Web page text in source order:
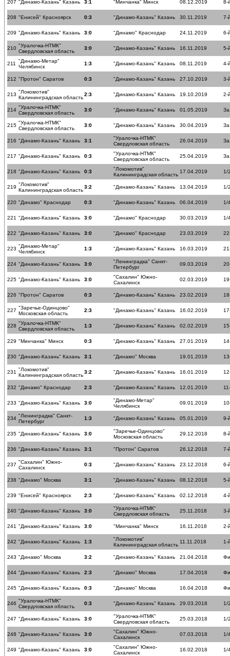
207 "Динамо-Казань" Казань 3:1 "Минчанка" Минск 08.12.2019 8-
208 "Енисей" Красноярск 0:3 "Динамо-Казань" Казань 30.11.2019 7-
209 "Динамо-Казань" Казань 3:0 "Динамо" Краснодар 24.11.2019 6-
210 "Уралочка-НТМК"
Свердловская область
3:0 "Динамо-Казань" Казань 16.11.2019 5-
211
"Динамо-Метар"
Челябинск
1:3 "Динамо-Казань" Казань 08.11.2019 4-
212 "Протон" Саратов 0:3 "Динамо-Казань" Казань 27.10.2019 3-
213 "Локомотив"
Калининградская область
2:3 "Динамо-Казань" Казань 19.10.2019 2-
214 "Уралочка-НТМК"
Свердловская область
3:0 "Динамо-Казань" Казань 01.05.2019
215 "Уралочка-НТМК"
Свердловская область
3:0 "Динамо-Казань" Казань 30.04.2019
216 "Динамо-Казань" Казань 3:1
"Уралочка-НТМК"
Свердловская область
26.04.2019
217 "Динамо-Казань" Казань 0:3
"Уралочка-НТМК"
Свердловская область
25.04.2019
218 "Динамо-Казань" Казань 0:3
"Локомотив"
Калининградская область
17.04.2019 1/
219 "Локомотив"
Калининградская область
3:2 "Динамо-Казань" Казань 13.04.2019 1/
220 "Динамо" Краснодар 0:3 "Динамо-Казань" Казань 06.04.2019 1/
221 "Динамо-Казань" Казань 3:0 "Динамо" Краснодар 30.03.2019 1/
222 "Динамо-Казань" Казань 3:0 "Динамо" Краснодар 23.03.2019
223 "Динамо-Метар"
Челябинск
1:3 "Динамо-Казань" Казань 16.03.2019
224 "Динамо-Казань" Казань 3:0
"Ленинградка" Санкт-
Петербург
09.03.2019
225 "Динамо-Казань" Казань 3:0
"Сахалин" Южно-
Сахалинск
02.03.2019
226 "Протон" Саратов 0:3 "Динамо-Казань" Казань 23.02.2019
227 "Заречье-Одинцово"
Московская область
2:3 "Динамо-Казань" Казань 16.02.2019
228 "Уралочка-НТМК"
Свердловская область
1:3 "Динамо-Казань" Казань 02.02.2019
229 "Минчанка" Минск 0:3 "Динамо-Казань" Казань 27.01.2019
230 "Динамо-Казань" Казань 3:1 "Динамо" Москва 19.01.2019
231 "Локомотив"
Калининградская область
3:2 "Динамо-Казань" Казань 16.01.2019
232 "Динамо" Краснодар 2:3 "Динамо-Казань" Казань 12.01.2019
233 "Динамо-Казань" Казань 3:0
"Динамо-Метар"
Челябинск
09.01.2019
234 "Ленинградка" Санкт-
Петербург
1:3 "Динамо-Казань" Казань 05.01.2019 9-
235 "Динамо-Казань" Казань 3:0
"Заречье-Одинцово"
Московская область
29.12.2018 8-
236 "Динамо-Казань" Казань 3:1 "Протон" Саратов 26.12.2018 7-
237 "Сахалин" Южно-
Сахалинск
0:3 "Динамо-Казань" Казань 23.12.2018 6-
238 "Динамо" Москва 3:1 "Динамо-Казань" Казань 08.12.2018 5-
239 "Енисей" Красноярск 2:3 "Динамо-Казань" Казань 02.12.2018 4-
240 "Динамо-Казань" Казань 3:0
"Уралочка-НТМК"
Свердловская область
25.11.2018 3-
241 "Динамо-Казань" Казань 3:0 "Минчанка" Минск 16.11.2018 2-
242 "Динамо-Казань" Казань 1:3
"Локомотив"
Калининградская область
11.11.2018 1-
243 "Динамо" Москва 3:2 "Динамо-Казань" Казань 21.04.2018
244 "Динамо-Казань" Казань 2:3 "Динамо" Москва 17.04.2018
245 "Динамо-Казань" Казань 0:3 "Динамо" Москва 16.04.2018
246 "Уралочка-НТМК"
Свердловская область
0:3 "Динамо-Казань" Казань 29.03.2018 1/
247 "Динамо-Казань" Казань 3:0
"Уралочка-НТМК"
Свердловская область
25.03.2018 1/
248 "Динамо-Казань" Казань 3:0
"Сахалин" Южно-
Сахалинск
07.03.2018 1/
249 "Динамо-Казань" Казань 3:0
"Сахалин" Южно-
Сахалинск
16.02.2018 1/